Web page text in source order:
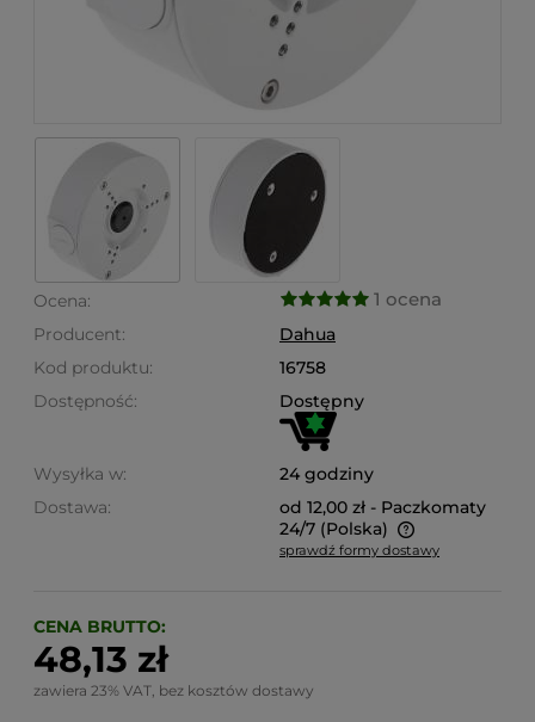
Ocena: 1 ocena
Producent:
Dahua
Kod produktu:
16758
Dostępność:
Dostępny
Wysyłka w:
24 godziny
Dostawa:
od 12,00 zł - Paczkomaty
24/7 (Polska)
Cena nie zawiera ewentualnych kosztów płatności
sprawdź formy dostawy
CENA BRUTTO:
48,13 zł
zawiera 23% VAT, bez kosztów dostawy